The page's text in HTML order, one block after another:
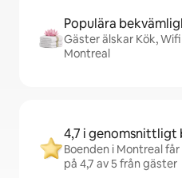
Populära
Gäster älskar Kök,
Montreal
4,7 i genomsnittligt
Boenden i Montreal
på 4,7 av 5 från gäster